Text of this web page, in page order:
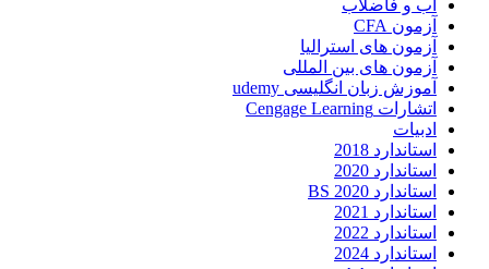
آب و فاضلاب
آزمون CFA
آزمون های استرالیا
آزمون های بین المللی
آموزش زبان انگلیسی udemy
اتشارات Cengage Learning
ادبیات
استاندارد 2018
استاندارد 2020
استاندارد 2020 BS
استاندارد 2021
استاندارد 2022
استاندارد 2024